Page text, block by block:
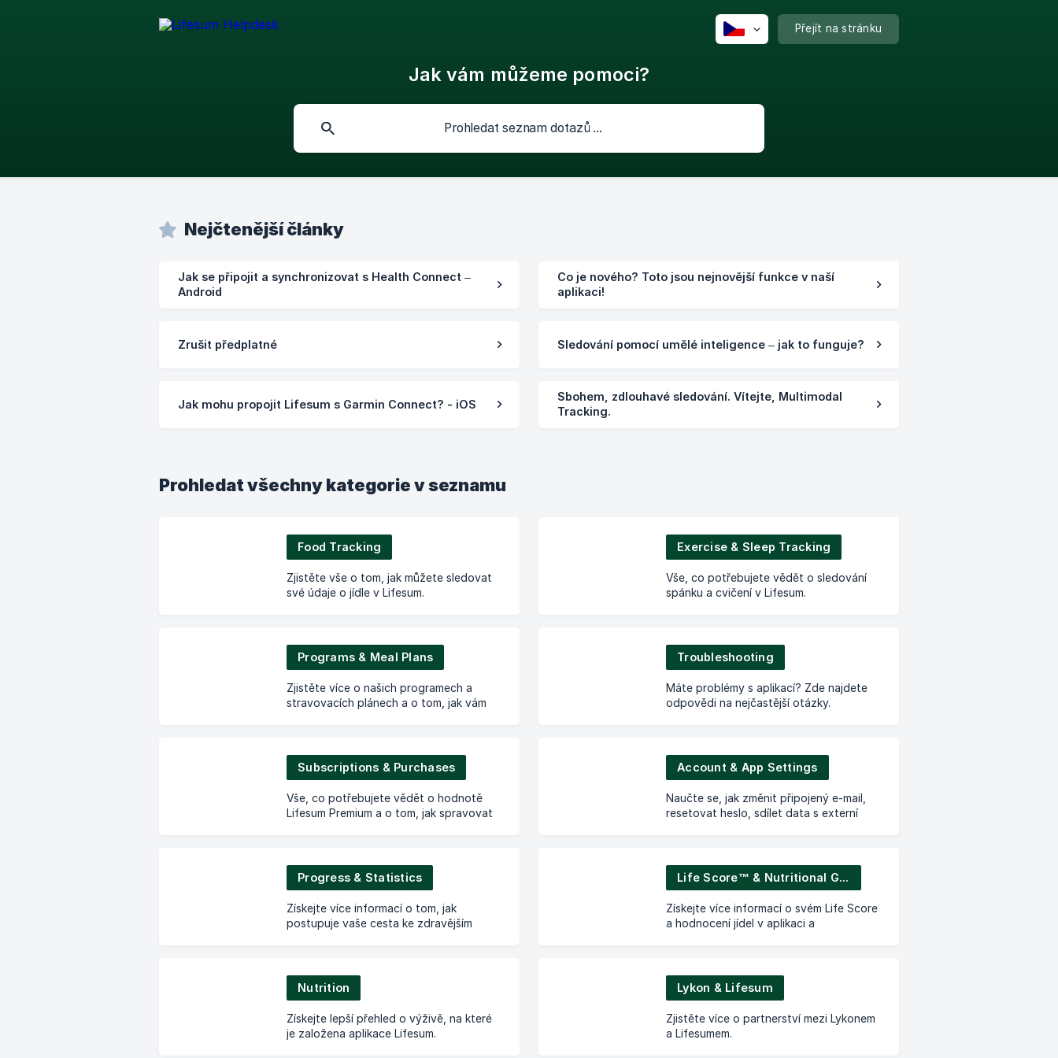
Přejít na stránku
Jak vám můžeme pomoci?
Nejčtenější články
Jak se připojit a synchronizovat s Health Connect –
Android
Co je nového? Toto jsou nejnovější funkce v naší
aplikaci!
Zrušit předplatné Sledování pomocí umělé inteligence – jak to funguje?
Jak mohu propojit Lifesum s Garmin Connect? - iOS
Sbohem, zdlouhavé sledování. Vítejte, Multimodal
Tracking.
Prohledat všechny kategorie v seznamu
Food Tracking
Zjistěte vše o tom, jak můžete sledovat
své údaje o jídle v Lifesum.
Exercise & Sleep Tracking
Vše, co potřebujete vědět o sledování
spánku a cvičení v Lifesum.
Programs & Meal Plans
Zjistěte více o našich programech a
stravovacích plánech a o tom, jak vám
Troubleshooting
Máte problémy s aplikací? Zde najdete
odpovědi na nejčastější otázky.
Subscriptions & Purchases
Vše, co potřebujete vědět o hodnotě
Lifesum Premium a o tom, jak spravovat
Account & App Settings
Naučte se, jak změnit připojený e-mail,
resetovat heslo, sdílet data s externí
Progress & Statistics
Získejte více informací o tom, jak
postupuje vaše cesta ke zdravějším
Life Score™ & Nutritional Guidance
Získejte více informací o svém Life Score
a hodnocení jídel v aplikaci a
Nutrition
Získejte lepší přehled o výživě, na které
je založena aplikace Lifesum.
Lykon & Lifesum
Zjistěte více o partnerství mezi Lykonem
a Lifesumem.